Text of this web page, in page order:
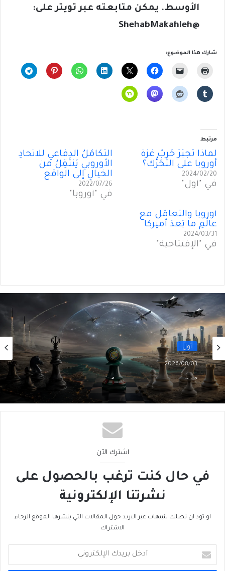
الأوسط. يمكن متابعته عبر تويتر على:
@ShehabMakahleh
شارك هذا الموضوع:
مرتبط
لماذا تَجبُرُ حَربُ غزّة
أوروبا على التَحَرُّك؟
2024/02/20
في "أول"
التَكامُلُ الدفاعي للاتِّحادِ
الأوروبي يَنتَقِلُ من
الخيالِ إلى الواقع
2022/07/26
في "أوروبا"
أوروبا والتعامُل مع
عالَمِ ما بَعدَ أميركا
2024/03/31
في "الإفتتاحية"
أول
2026/08/03
أَمنُ الخليج في زمنِ التحوُّلات الكبرى (5 من 5)
اشترك الآن
في حال كنت ترغب بالحصول على
نشرتنا الإلكترونية
او تود ان تصلك تنبيهات عبر البريد حول المقالات التي ينشرها الموقع الرجاء
الاشتراك
بريدك